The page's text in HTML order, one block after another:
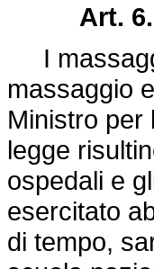
Art. 6.
I
massaggio
Ministro per
legge
ospedali e
esercitato
di tempo,